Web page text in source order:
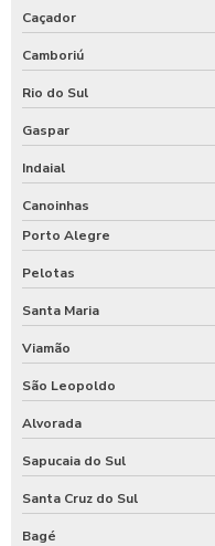
Caçador
Camboriú
Rio do Sul
Gaspar
Indaial
Canoinhas
Porto Alegre
Pelotas
Santa Maria
Viamão
São Leopoldo
Alvorada
Sapucaia do Sul
Santa Cruz do Sul
Bagé